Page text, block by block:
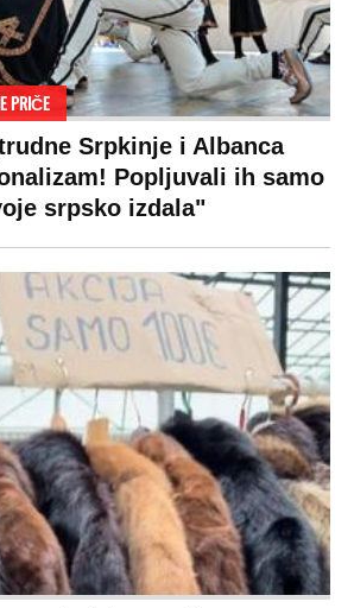
PRIČE
Srpkinje i Albanca
Popljuvali ih samo
srpsko izdala"